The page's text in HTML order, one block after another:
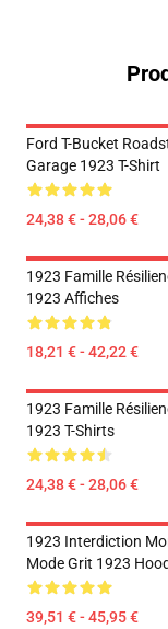
Ford T-Bucket
Garage 1923 T-Shirt
24,38 € - 28,06 €
1923 Famille
1923 Affiches
18,21 € - 42,22 €
1923 Famille
1923 T-Shirts
24,38 € - 28,06 €
1923 Interdiction
Mode Grit 1923
39,51 € - 45,95 €